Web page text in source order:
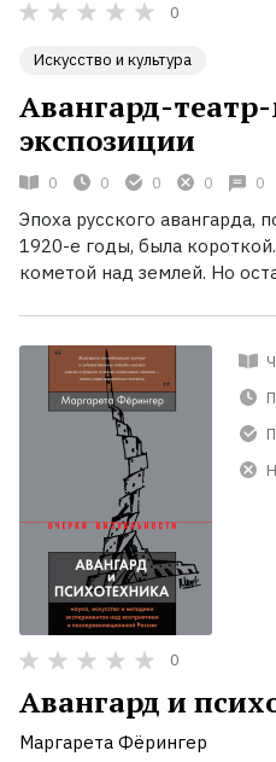
0
Искусство и культура
Авангард-
экспозиции
0 0 0 0 0
Эпоха русского авангарда,
1920-е годы, была
кометой над землей. Но
0
Авангард и
Маргарета Фёрингер